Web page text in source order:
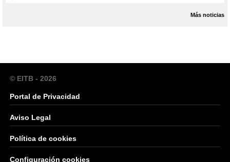
Más noticias
© EITB - 2026
Portal de Privacidad
Aviso Legal
Política de cookies
Configuración cookies